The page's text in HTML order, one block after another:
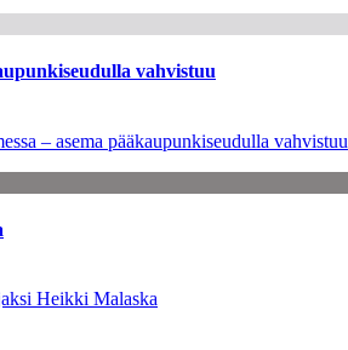
vahvistuu
– asema pääkaupunkiseudulla vahvistuu
Heikki Malaska